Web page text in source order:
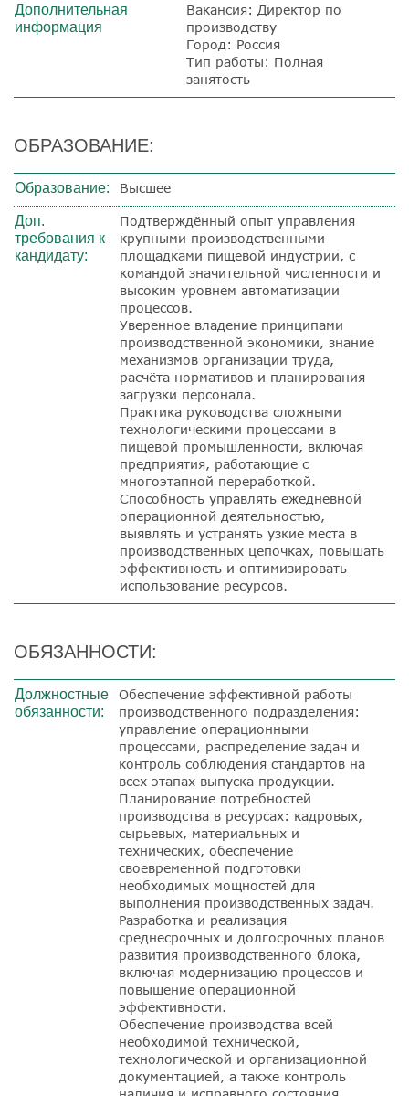
Дополнительная
информация
Вакансия: Директор по
производству
Город: Россия
Тип работы: Полная
занятость
ОБРАЗОВАНИЕ:
Образование: Высшее
Доп.
требования к
кандидату:
Подтверждённый опыт управления
крупными производственными
площадками пищевой индустрии, с
командой значительной численности и
высоким уровнем автоматизации
процессов.
Уверенное владение принципами
производственной экономики, знание
механизмов организации труда,
расчёта нормативов и планирования
загрузки персонала.
Практика руководства сложными
технологическими процессами в
пищевой промышленности, включая
предприятия, работающие с
многоэтапной переработкой.
Способность управлять ежедневной
операционной деятельностью,
выявлять и устранять узкие места в
производственных цепочках, повышать
эффективность и оптимизировать
использование ресурсов.
ОБЯЗАННОСТИ:
Должностные
обязанности:
Обеспечение эффективной работы
производственного подразделения:
управление операционными
процессами, распределение задач и
контроль соблюдения стандартов на
всех этапах выпуска продукции.
Планирование потребностей
производства в ресурсах: кадровых,
сырьевых, материальных и
технических, обеспечение
своевременной подготовки
необходимых мощностей для
выполнения производственных задач.
Разработка и реализация
среднесрочных и долгосрочных планов
развития производственного блока,
включая модернизацию процессов и
повышение операционной
эффективности.
Обеспечение производства всей
необходимой технической,
технологической и организационной
документацией, а также контроль